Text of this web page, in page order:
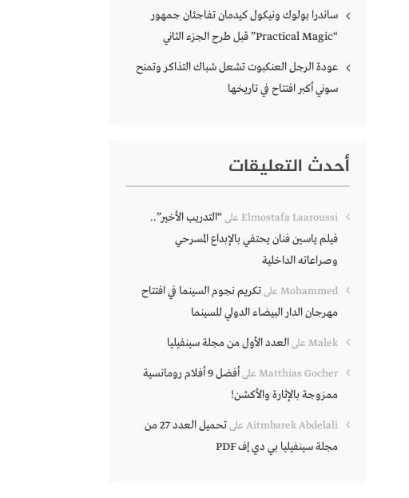
ساندرا بولوك ونيكول كيدمان تفاجئان جمهور
“Practical Magic” قبل طرح الجزء الثاني
عودة الرجل العنكبوت تشعل شباك التذاكر وتمنح
سوني أكبر افتتاح في تاريخها
أحدث التعليقات
Elmostafa Laaroussi على“التدريب الأخير”..
فيلم ياسين فنان يحتفي بالإبداع المسرحي
وصراعاته الداخلية
Mohammed علىتكريم نجوم السينما في افتتاح
مهرجان الدار البيضاء الدولي للسينما
Malek علىالعدد الأول من مجلة سينفيليا
Matthias Gocher على
أفضل 9 أفلام رومانسية
ممزوجة بالإثارة والأكشن!
Aitmbarek Abdelali على
تحميل العدد 27 من
مجلة سينفيليا بي دي إف PDF